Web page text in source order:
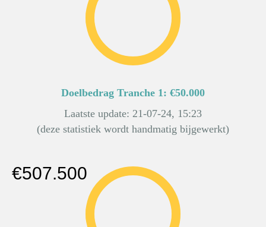
Doelbedrag Tranche 1: €50.000
Laatste update: 21-07-24, 15:23
(deze statistiek wordt handmatig bijgewerkt)
€507.500